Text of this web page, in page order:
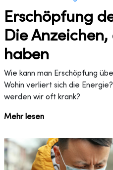
Erschöpfung
Die
haben
Wie kann man Erschöpfung
Wohin verliert sich die
werden wir oft krank?
Mehr lesen